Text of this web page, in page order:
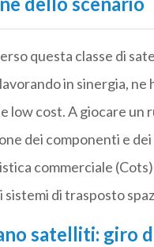
questa classe di
in sinergia, ne
low cost. A giocare
dei componenti e
commerciale
sistemi di trasposto
satelliti: giro